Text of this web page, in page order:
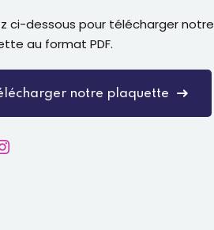
ci-dessous pour télécharger notre
au format PDF.
notre plaquette